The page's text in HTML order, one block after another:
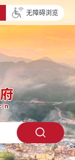
无障碍浏览